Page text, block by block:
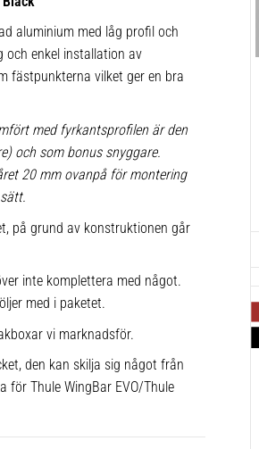
aluminium med låg profil och
och enkel installation av
fästpunkterna vilket ger en bra
med fyrkantsprofilen är den
och som bonus snyggare.
20 mm ovanpå för montering
på grund av konstruktionen går
inte komplettera med något.
med i paketet.
vi marknadsför.
den kan skilja sig något från
för Thule WingBar EVO/Thule